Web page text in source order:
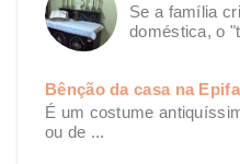
Se a família
doméstica, o
Bênção da casa na
É um costume
ou de ...